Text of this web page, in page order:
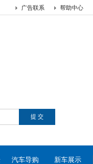
帮助中心
广告联系
汽车导购 新车展示